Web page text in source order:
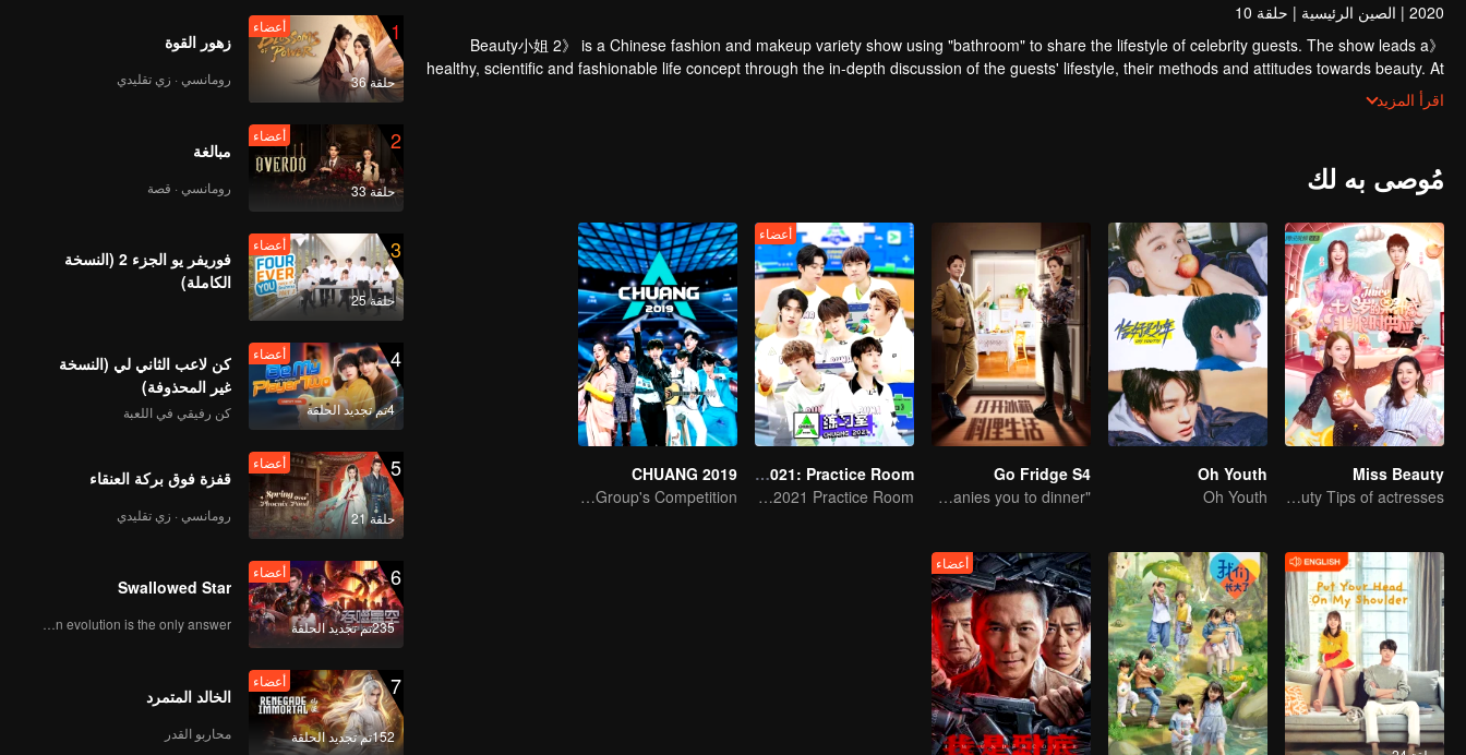
beauty小姐EP07李一桐
最终播出版
beauty小姐EP08蒋梦婕
最终播出
Beauty小姐ep09Yamy
播出版
Beauty小姐ep10杨超越
播出版替
2020
| الصين الرئيسية | حلقة 10
《Beauty小姐 2》 is a Chinese fashion and makeup variety show using "bathroom" to share the lifestyle of celebrity guests. The show leads a
healthy, scientific and fashionable life concept through the in-depth discussion of the guests' lifestyle, their methods and attitudes towards beauty. At
the same time, each episode conducts scientific evaluations on a category of makeup product, and, in a relaxed and interesting way, leads the
public to make rational choices.
اقرأ المزيد
مُوصى به لك
Miss Beauty
Da S will take you to reveal the beauty Tips of actresses
Oh Youth
Oh Youth
Go Fridge S4
"Hormone" accompanies you to dinner
أعضاء
CHUANG 2021: Practice Room
CHUANG 2021 Practice Room
CHUANG 2019
China Top Men Group's Competition
أعضاء
1
حلقة 36
أعضاء
زهور القوة
رومانسي · زي تقليدي
2
حلقة 33
أعضاء
مبالغة
رومانسي · قصة
3
حلقة 25
أعضاء
فوريفر يو الجزء 2 (النسخة
الكاملة)
4
4تم تجديد الحلقة
أعضاء
كن لاعب الثاني لي (النسخة
غير المحذوفة)
كن رفيقي في اللعبة
5
حلقة 21
أعضاء
قفزة فوق بركة العنقاء
رومانسي · زي تقليدي
6
235تم تجديد الحلقة
أعضاء
Swallowed Star
Human evolution is the only answer.
7
152تم تجديد الحلقة
أعضاء
الخالد المتمرد
محاربو القدر